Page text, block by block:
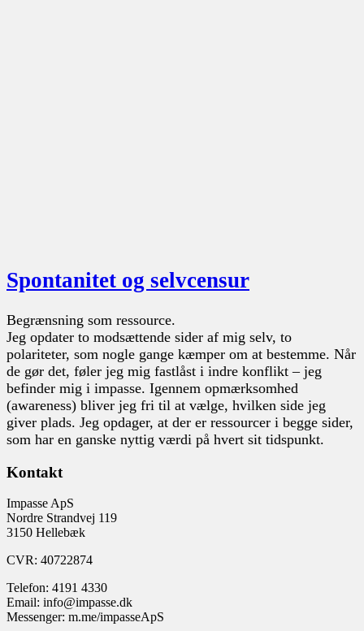
Spontanitet og selvcensur
Begrænsning som ressource.
Jeg opdater to modsættende sider af mig selv, to
polariteter, som nogle gange kæmper om at bestemme. Når
de gør det, føler jeg mig fastlåst i indre konflikt – jeg
befinder mig i impasse. Igennem opmærksomhed
(awareness) bliver jeg fri til at vælge, hvilken side jeg
giver plads. Jeg opdager, at der er ressourcer i begge sider,
som har en ganske nyttig værdi på hvert sit tidspunkt.
Kontakt
Impasse ApS
Nordre Strandvej 119
3150 Hellebæk
CVR: 40722874
Telefon: 4191 4330
Email: info@impasse.dk
Messenger: m.me/impasseApS